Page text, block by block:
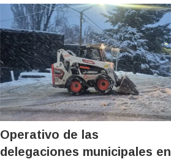
Operativo de las
delegaciones municipales en